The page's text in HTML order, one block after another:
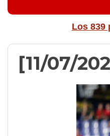
Los 839
[11/07/